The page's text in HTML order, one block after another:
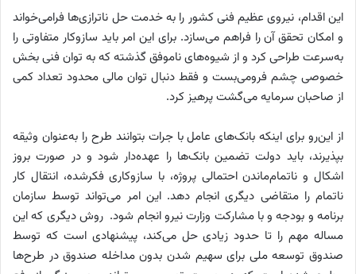
این اقدام، نیروی عظیم فنی کشور را به خدمت حل ناترازی‌ها فرامی‌خواند
و امکان تحقق آن را فراهم می‌سازد. برای این امر باید سازوکار متفاوتی را
به‌سرعت طراحی کرد و از شیوه‌های ناموفق گذشته که به توان فنی بخش
خصوصی چشم فرومی‌بست و فقط دنبال توان مالی محدود تعداد کمی
از صاحبان سرمایه می‌گشت پرهیز کرد.
از این‌رو برای اینکه بانک‌های عامل با جرات بتوانند طرح را به‌عنوان وثیقه
بپذیرند، باید دولت تضمین بانک‌ها را عهده‌دار شود و در صورت بروز
اشکال و ناتمام‌ماندن احتمالی پروژه، با سازوکاری فکرشده، انتقال کار
ناتمام را متقاضی دیگری انجام دهد. این امر می‌تواند توسط سازمان
برنامه و بودجه و با مشارکت وزارت نیرو انجام شود. روش دیگری که این
مساله مهم را تا حدود زیادی حل می‌کند، پیشنهادی است که توسط
صندوق توسعه ملی برای سهیم شدن بدون مداخله صندوق در طرح‌ها